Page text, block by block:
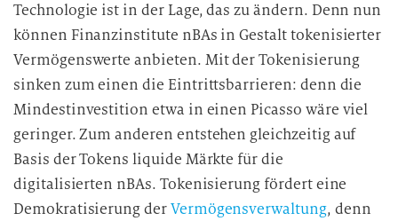
Technologie ist in der Lage, das zu ändern. Denn nun
können Finanzinstitute nBAs in Gestalt tokenisierter
Vermögenswerte anbieten. Mit der Tokenisierung
sinken zum einen die Eintrittsbarrieren: denn die
Mindestinvestition etwa in einen Picasso wäre viel
geringer. Zum anderen entstehen gleichzeitig auf
Basis der Tokens liquide Märkte für die
digitalisierten nBAs. Tokenisierung fördert eine
Demokratisierung derVermögensverwaltung, denn